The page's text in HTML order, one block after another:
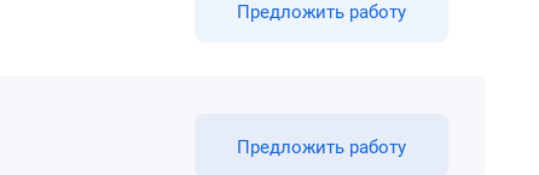
Предложить работу
Предложить работу